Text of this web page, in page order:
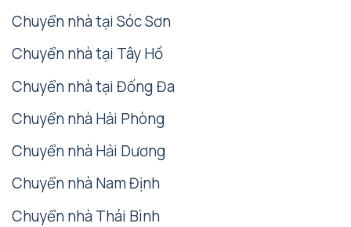
Chuyển nhà tại Sóc Sơn
Chuyển nhà tại Tây Hồ
Chuyển nhà tại Đống Đa
Chuyển nhà Hải Phòng
Chuyển nhà Hải Dương
Chuyển nhà Nam Định
Chuyển nhà Thái Bình